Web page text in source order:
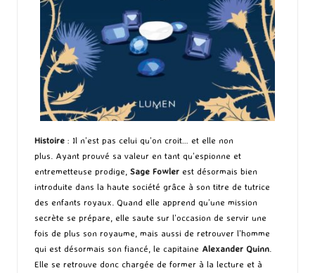
Histoire : Il n’est pas celui qu’on croit… et elle non
plus. Ayant prouvé sa valeur en tant qu’espionne et
entremetteuse prodige, Sage Fowler est désormais bien
introduite dans la haute société grâce à son titre de tutrice
des enfants royaux. Quand elle apprend qu’une mission
secrète se prépare, elle saute sur l’occasion de servir une
fois de plus son royaume, mais aussi de retrouver l’homme
qui est désormais son fiancé, le capitaine Alexander Quinn.
Elle se retrouve donc chargée de former à la lecture et à